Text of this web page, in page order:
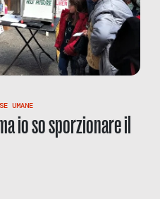
UMANE
io so sporzionare il